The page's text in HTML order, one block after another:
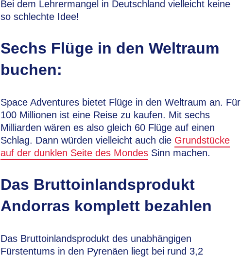
Bei dem Lehrermangel in Deutschland vielleicht keine
so schlechte Idee!
Sechs Flüge in den Weltraum
buchen:
Space Adventures bietet Flüge in den Weltraum an. Für
100 Millionen ist eine Reise zu kaufen. Mit sechs
Milliarden wären es also gleich 60 Flüge auf einen
Schlag. Dann würden vielleicht auch die Grundstücke
auf der dunklen Seite des Mondes Sinn machen.
Das Bruttoinlandsprodukt
Andorras komplett bezahlen
Das Bruttoinlandsprodukt des unabhängigen
Fürstentums in den Pyrenäen liegt bei rund 3,2